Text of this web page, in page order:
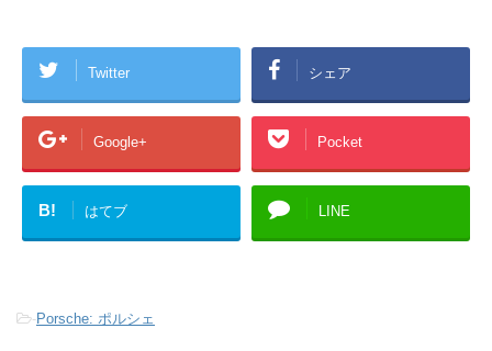
Twitter シェア
Google+ Pocket
B! はてブ LINE
-Porsche: ポルシェ